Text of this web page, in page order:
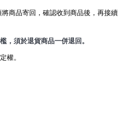
商品寄回，確認收到商品後，再接續
，須於退貨商品一併退回。
權。